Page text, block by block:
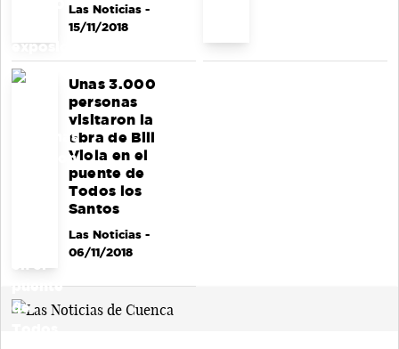
Las Noticias-
15/11/2018
Unas 3.000
personas
visitaron la
obra de Bill
Viola en el
puente de
Todos los
Santos
Las Noticias-
06/11/2018